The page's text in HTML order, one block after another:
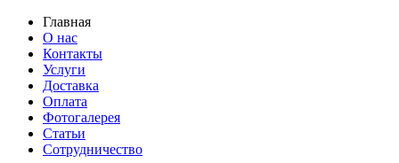
Главная
О нас
Контакты
Услуги
Доставка
Оплата
Фотогалерея
Статьи
Сотрудничество